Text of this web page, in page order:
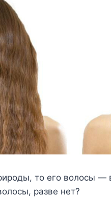
то его волосы —
разве нет?